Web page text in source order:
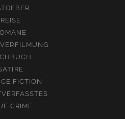
REISE
FICTION
CRIME